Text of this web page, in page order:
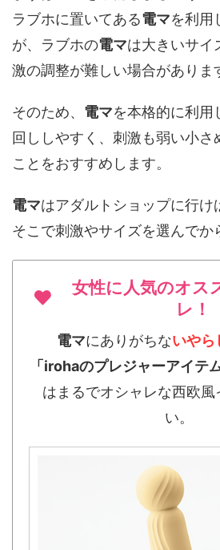
ラブホに置いてある電マを利用
が、ラブホの電マは大きいサイ
激の調整が難しい場合がありま
そのため、 電マを本格的に利用
回ししやすく、刺激も弱い小さ
ことをおすすめします。
電マはアダルトショップに行け
そこで刺激やサイズを選んでか
女性に人気のオス
レ！
電マにありがちないやら
「irohaのプレジャーアイテ
はまるでオシャレな西欧風
い。